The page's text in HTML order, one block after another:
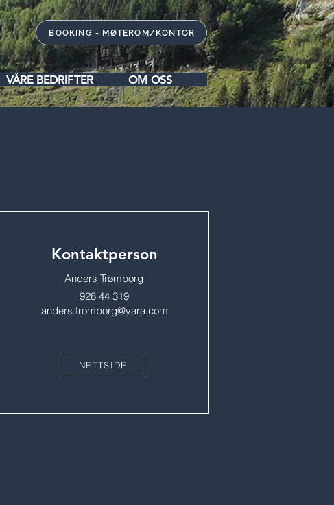
BOOKING - MØTEROM/KONTOR
VÅRE BEDRIFTER OM OSS
Kontaktperson
Anders Trømborg
928 44 319
anders.tromborg@yara.com
NETTSIDE